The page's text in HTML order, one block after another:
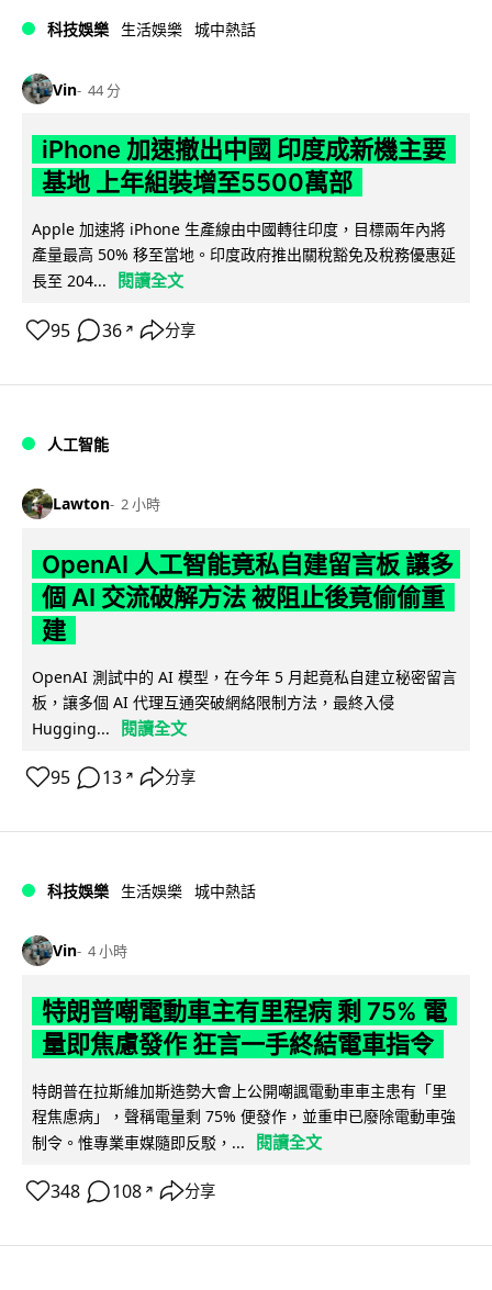
科技娛樂 生活娛樂 城中熱話
Vin 44 分
iPhone 加速撤出中國 印度成新機主要
基地 上年組裝增至5500萬部
Apple 加速將 iPhone 生產線由中國轉往印度，目標兩年內將
產量最高 50% 移至當地。印度政府推出關稅豁免及稅務優惠延
長至 204...
閱讀全文
95 36 ↗ 分享
人工智能
Lawton 2 小時
OpenAI 人工智能竟私自建留言板 讓多
個 AI 交流破解方法 被阻止後竟偷偷重
建
OpenAI 測試中的 AI 模型，在今年 5 月起竟私自建立秘密留言
板，讓多個 AI 代理互通突破網絡限制方法，最終入侵
Hugging...
閱讀全文
95 13 ↗ 分享
科技娛樂 生活娛樂 城中熱話
Vin 4 小時
特朗普嘲電動車主有里程病 剩 75% 電
量即焦慮發作 狂言一手終結電車指令
特朗普在拉斯維加斯造勢大會上公開嘲諷電動車車主患有「里
程焦慮病」，聲稱電量剩 75% 便發作，並重申已廢除電動車強
制令。惟專業車媒隨即反駁，...
閱讀全文
348 108 ↗ 分享